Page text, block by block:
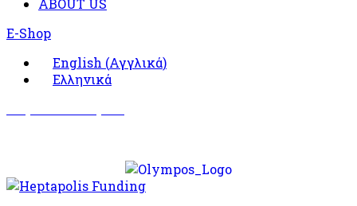
ABOUT US
E-Shop
English (Αγγλικά)
Ελληνικά